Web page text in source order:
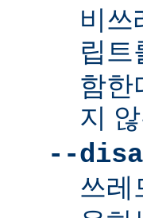
비쓰
립트
함한
지
--
쓰레